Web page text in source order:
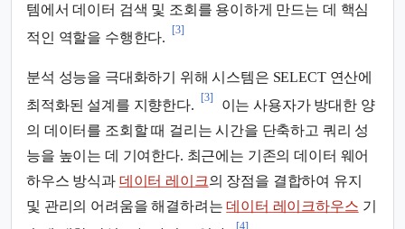
템에서 데이터 검색 및 조회를 용이하게 만드는 데 핵심
적인 역할을 수행한다.
[3]
분석 성능을 극대화하기 위해 시스템은 SELECT 연산에
최적화된 설계를 지향한다.
[3]
이는 사용자가 방대한 양
의 데이터를 조회할 때 걸리는 시간을 단축하고 쿼리 성
능을 높이는 데 기여한다. 최근에는 기존의 데이터 웨어
하우스 방식과 데이터 레이크의 장점을 결합하여 유지
및 관리의 어려움을 해결하려는데이터 레이크하우스 기